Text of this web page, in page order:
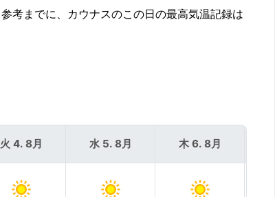
考までに、カウナスのこの日の最高気温記録は
火 4. 8月 水 5. 8月 木 6. 8月